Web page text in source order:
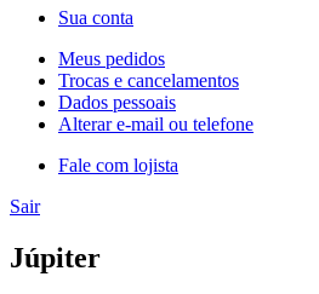
Sua conta
Meus pedidos
Trocas e cancelamentos
Dados pessoais
Alterar e-mail ou telefone
Fale com lojista
Sair
Júpiter